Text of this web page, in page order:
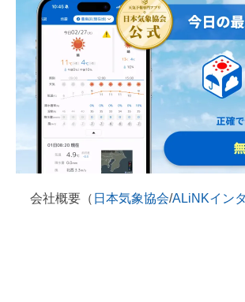
会社概要（ 日本気象協会/ALiNKイン